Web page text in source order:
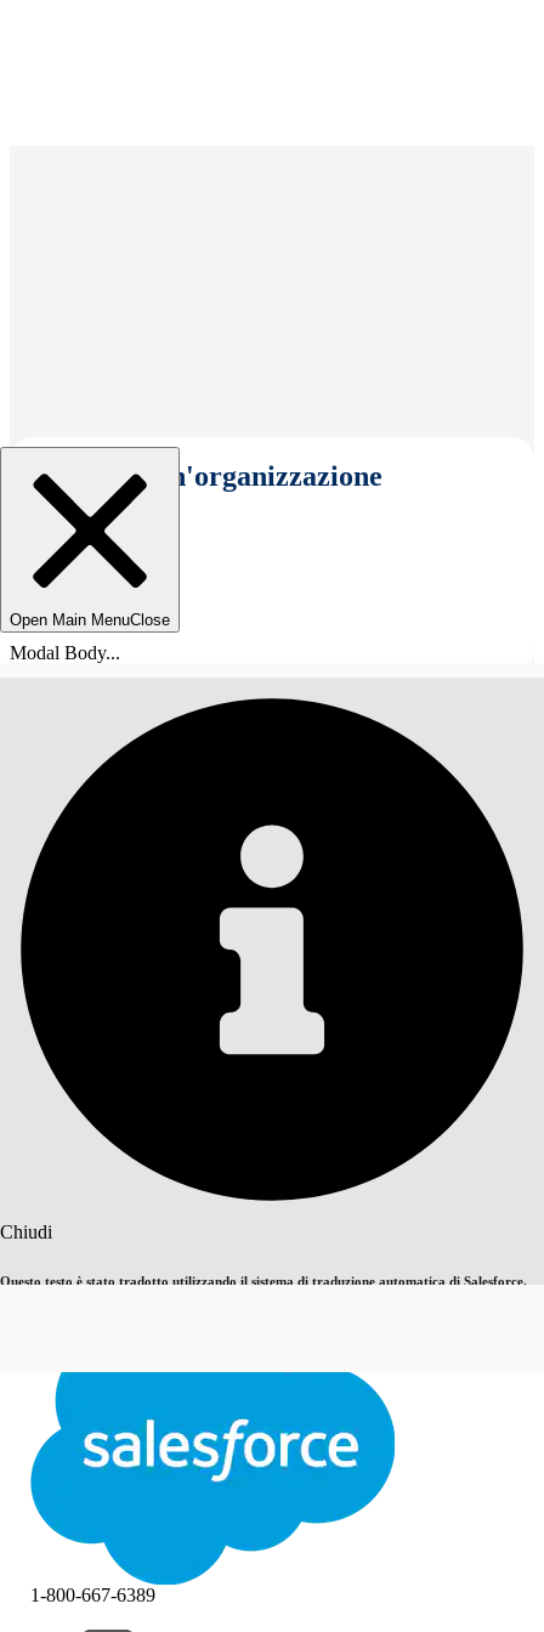
Seleziona un'organizzazione
Open Main MenuClose
Modal Body...
Chiudi
Questo testo è stato tradotto utilizzando il sistema di traduzione automatica di Salesforce.
Chiudi Chiudi
SOMMARIO
1-800-667-6389